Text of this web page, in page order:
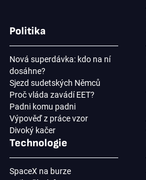
Politika
Nová superdávka: kdo na ní
dosáhne?
Sjezd sudetských Němců
Proč vláda zavádí EET?
Padni komu padni
Výpověď z práce vzor
Divoký kačer
Technologie
SpaceX na burze